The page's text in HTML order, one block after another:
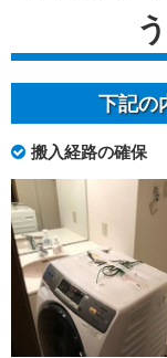
下記の
搬入経路の確保